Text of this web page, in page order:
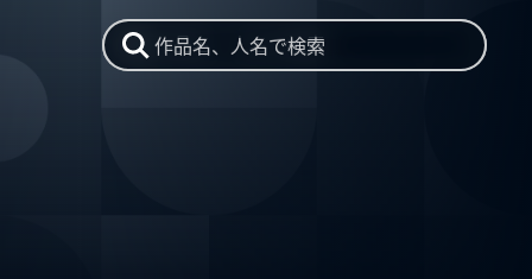
作品名、人名で検索